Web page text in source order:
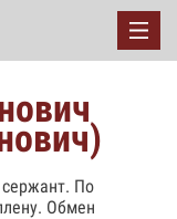
По
Обмен